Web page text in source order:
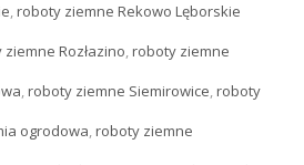
,roboty ziemne Rekowo Lęborskie
Rozłazino,roboty ziemne
,roboty ziemne Siemirowice,roboty
ogrodowa,roboty ziemne